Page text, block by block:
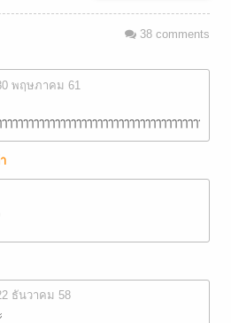
38comments
พฤษภาคม 61
ๅๅๅๅๅๅๅๅๅๅๅๅๅๅๅๅๅๅๅๅๅๅๅๅๅๅๅๅๅๅๅๅๅๅๅๅๅๅๅ
ธันวาคม 58